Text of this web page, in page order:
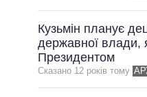
Кузьмін планує
державної влади,
Президентом
Сказано 12 рокiв тому